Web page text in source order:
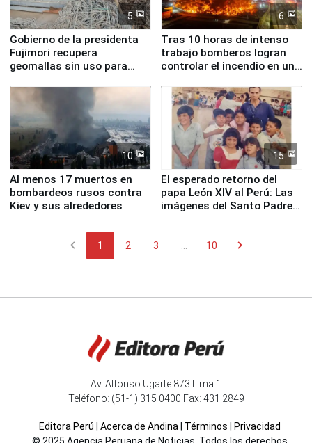
5
Gobierno de la presidenta
Fujimori recupera
geomallas sin uso para
Fenómeno El Niño
6
Tras 10 horas de intenso
trabajo bomberos logran
controlar el incendio en una
de Chile
10
Al menos 17 muertos en
bombardeos rusos contra
Kiev y sus alrededores
15
El esperado retorno del
papa León XIV al Perú: Las
imágenes del Santo Padre
chevron_left 1 2 3 10 chevron_right
Av. Alfonso Ugarte 873 Lima 1
Teléfono: (51-1) 315 0400 Fax: 431 2849
Editora Perú Acerca de Andina| Términos
Privacidad